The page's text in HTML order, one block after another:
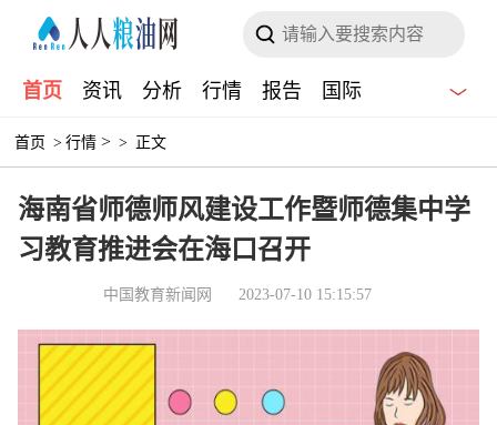
首页 资讯 分析 行情 报告 国际
首页 > 行情 > > 正文
海南省师德师风建设工作暨师德集中学
习教育推进会在海口召开
中国教育新闻网 2023-07-10 15:15:57